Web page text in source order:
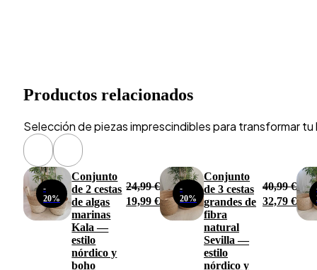
Productos relacionados
Selección de piezas imprescindibles para transformar
-
20%
Conjunto
de 2 cestas
de algas
marinas
Kala —
estilo
nórdico y
boho
24,99€
El
19,99 €El
precio
actual
-
20%
Conjunto
de 3 cestas
grandes de
fibra
natural
Sevilla —
estilo
nórdico y
40,99€
El
32,79 €El